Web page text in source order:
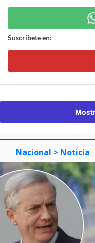
Suscríbete en:
Nacional > Noticia